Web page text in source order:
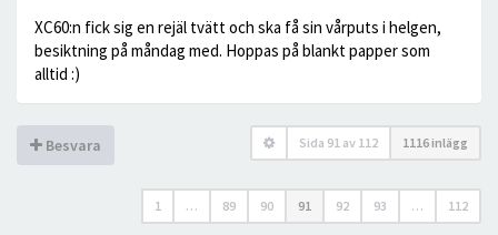
XC60:n fick sig en rejäl tvätt och ska få sin vårputs i helgen,
besiktning på måndag med. Hoppas på blankt papper som
alltid :)
Besvara Sida 91 av 112 1116 inlägg
1 … 89 90 91 92 93 … 112